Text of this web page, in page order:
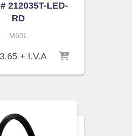
212035T-LED-
RD
M60L
+ I.V.A